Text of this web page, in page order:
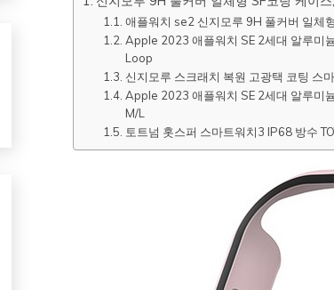
애플워치 se2 신지모루 9H 풀커버 일체
Apple 2023 애플워치 SE 2세대 알루미
Loop
신지모루 스크래치 복원 고광택 코팅 스
Apple 2023 애플워치 SE 2세대 알루미
M/L
토트넘 홋스퍼 스마트워치3 IP68 방수